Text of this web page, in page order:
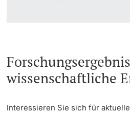
wissenschaftliche
Interessieren Sie sich für